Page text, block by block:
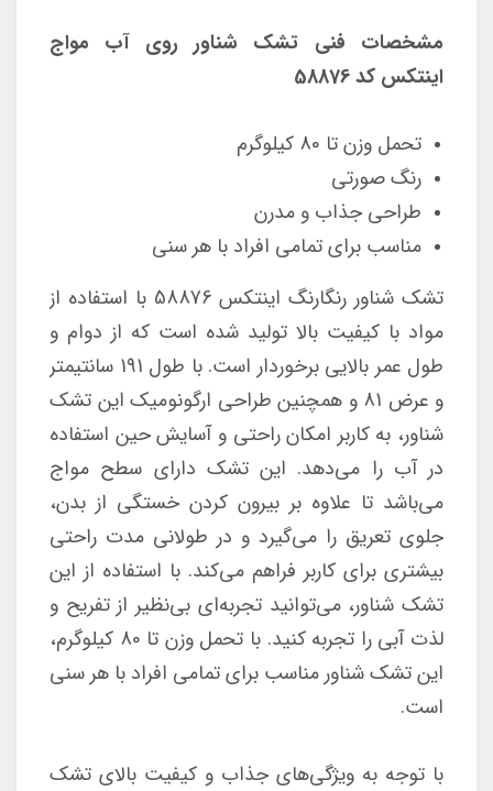
مشخصات فنی تشک شناور روی آب مواج
اینتکس کد 58876
تحمل وزن تا 80 کیلوگرم
رنگ صورتی
طراحی جذاب و مدرن
مناسب برای تمامی افراد با هر سنی
تشک شناور رنگارنگ اینتکس 58876 با استفاده از
مواد با کیفیت بالا تولید شده است که از دوام و
طول عمر بالایی برخوردار است. با طول 191 سانتیمتر
و عرض 81 و همچنین طراحی ارگونومیک این تشک
شناور، به کاربر امکان راحتی و آسایش حین استفاده
در آب را می‌دهد. این تشک دارای سطح مواج
می‌باشد تا علاوه بر بیرون کردن خستگی از بدن،
جلوی تعریق را می‌گیرد و در طولانی مدت راحتی
بیشتری برای کاربر فراهم می‌کند. با استفاده از این
تشک شناور، می‌توانید تجربه‌ای بی‌نظیر از تفریح و
لذت آبی را تجربه کنید. با تحمل وزن تا 80 کیلوگرم،
این تشک شناور مناسب برای تمامی افراد با هر سنی
است.
با توجه به ویژگی‌های جذاب و کیفیت بالای تشک